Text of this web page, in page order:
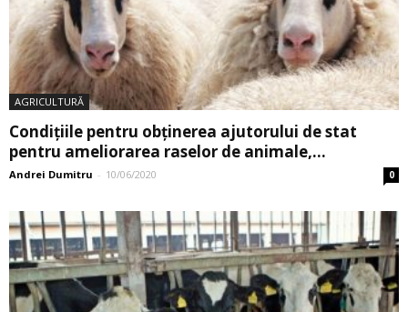
AGRICULTURĂ
Condiţiile pentru obţinerea ajutorului de stat
pentru ameliorarea raselor de animale,...
Andrei Dumitru - 10/06/2020 0